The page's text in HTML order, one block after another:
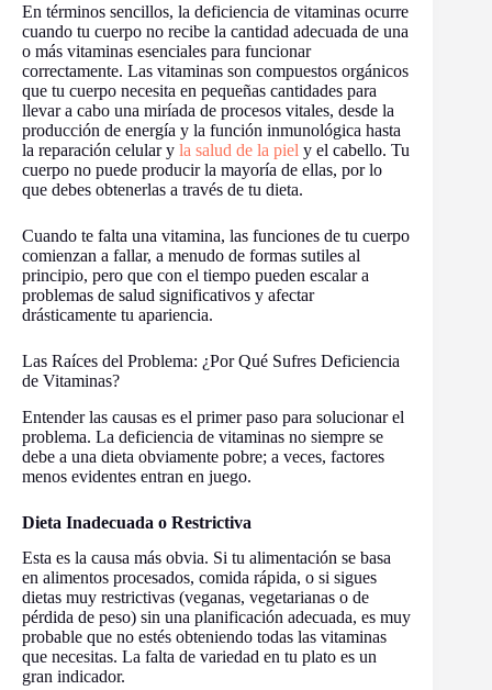
En términos sencillos, la deficiencia de vitaminas ocurre
cuando tu cuerpo no recibe la cantidad adecuada de una
o más vitaminas esenciales para funcionar
correctamente. Las vitaminas son compuestos orgánicos
que tu cuerpo necesita en pequeñas cantidades para
llevar a cabo una miríada de procesos vitales, desde la
producción de energía y la función inmunológica hasta
la reparación celular y la salud de la piel y el cabello. Tu
cuerpo no puede producir la mayoría de ellas, por lo
que debes obtenerlas a través de tu dieta.
Cuando te falta una vitamina, las funciones de tu cuerpo
comienzan a fallar, a menudo de formas sutiles al
principio, pero que con el tiempo pueden escalar a
problemas de salud significativos y afectar
drásticamente tu apariencia.
Las Raíces del Problema: ¿Por Qué Sufres Deficiencia
de Vitaminas?
Entender las causas es el primer paso para solucionar el
problema. La deficiencia de vitaminas no siempre se
debe a una dieta obviamente pobre; a veces, factores
menos evidentes entran en juego.
Dieta Inadecuada o Restrictiva
Esta es la causa más obvia. Si tu alimentación se basa
en alimentos procesados, comida rápida, o si sigues
dietas muy restrictivas (veganas, vegetarianas o de
pérdida de peso) sin una planificación adecuada, es muy
probable que no estés obteniendo todas las vitaminas
que necesitas. La falta de variedad en tu plato es un
gran indicador.